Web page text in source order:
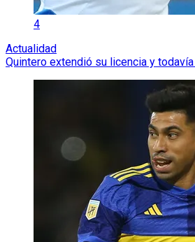
4
Actualidad
Quintero extendió su licencia y